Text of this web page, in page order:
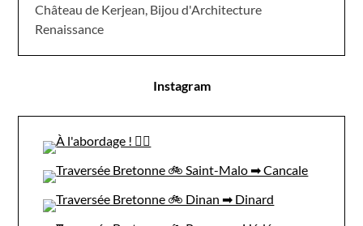
Château de Kerjean, Bijou d'Architecture
Renaissance
Instagram